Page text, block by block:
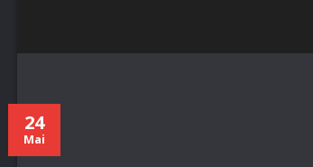
24
Mai